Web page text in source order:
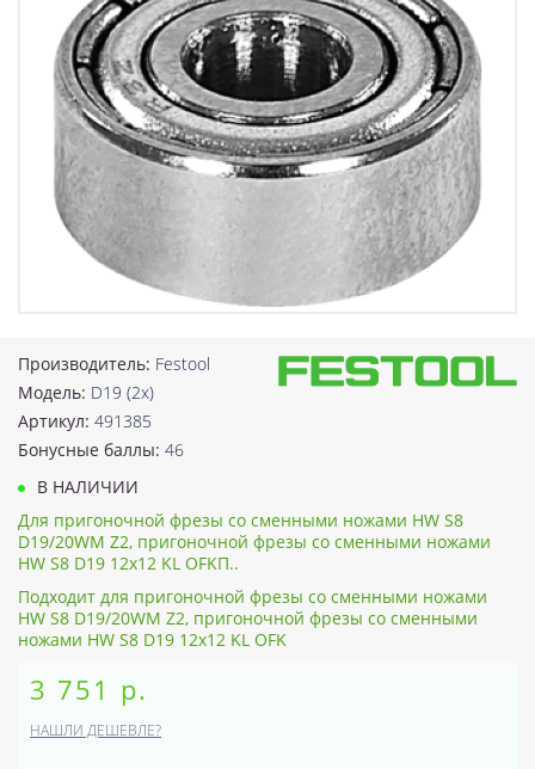
Производитель: Festool
Модель: D19 (2x)
Артикул: 491385
Бонусные баллы: 46
В НАЛИЧИИ
Для пригоночной фрезы со сменными ножами HW S8
D19/20WM Z2, пригоночной фрезы со сменными ножами
HW S8 D19 12x12 KL OFKП..
Подходит для пригоночной фрезы со сменными ножами
HW S8 D19/20WM Z2, пригоночной фрезы со сменными
ножами HW S8 D19 12x12 KL OFK
3 751 р.
НАШЛИ ДЕШЕВЛЕ?